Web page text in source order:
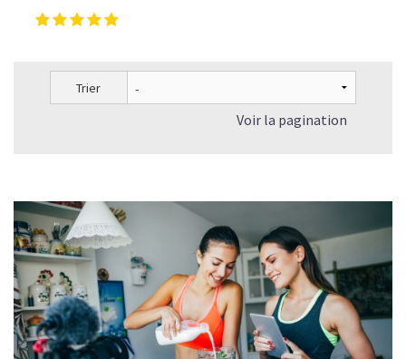
Pour les accros au chocolat qui veulent booster leurs
journées avec goût et équilibre.
Découvrir leMocha Glacé Protéiné
🍵 MATCHA LATTE GLACÉ
Trier
Voir la pagination